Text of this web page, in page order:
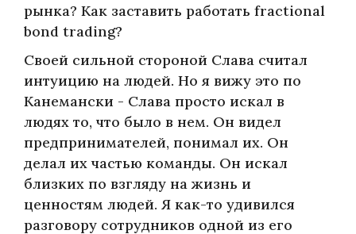
рынка? Как заставить работать fractional
bond trading?
Своей сильной стороной Слава считал
интуицию на людей. Но я вижу это по
Канемански - Слава просто искал в
людях то, что было в нем. Он видел
предпринимателей, понимал их. Он
делал их частью команды. Он искал
близких по взгляду на жизнь и
ценностям людей. Я как-то удивился
разговору сотрудников одной из его